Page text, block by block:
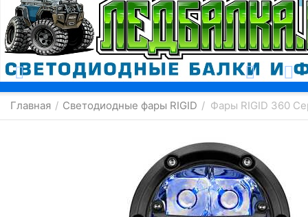
Москва
Главная / Светодиодные фары RIGID / Фары RIGID 360